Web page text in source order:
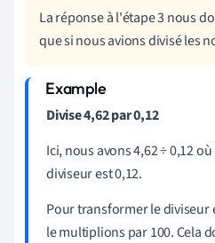
La réponse à l'étape 3 nous
que si nous avions divisé les
Divise 4,62 par 0,12
Ici, nous avons 4,62 ÷ 0,12
diviseur est 0,12.
Pour transformer le
le multiplions par 100. Cela